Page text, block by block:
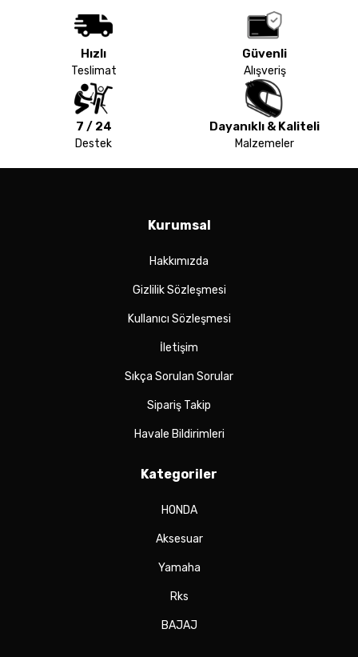
Hızlı
Teslimat
Güvenli
Alışveriş
7 / 24
Destek
Dayanıklı & Kaliteli
Malzemeler
Kurumsal
Hakkımızda
Gizlilik Sözleşmesi
Kullanıcı Sözleşmesi
İletişim
Sıkça Sorulan Sorular
Sipariş Takip
Havale Bildirimleri
Kategoriler
HONDA
Aksesuar
Yamaha
Rks
BAJAJ